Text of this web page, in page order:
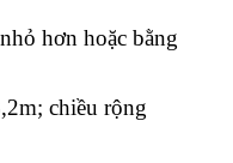
hơn hoặc bằng
chiều rộng